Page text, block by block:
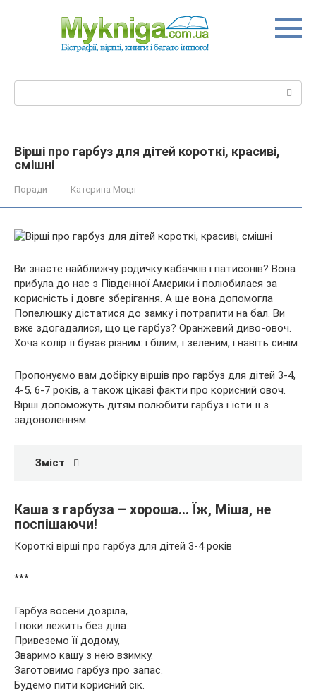
Вірші про гарбуз для дітей короткі, красиві,
смішні
Поради Катерина Моця
Ви знаєте найближчу родичку кабачків і патисонів? Вона
прибула до нас з Південної Америки і полюбилася за
корисність і довге зберігання. А ще вона допомогла
Попелюшку дістатися до замку і потрапити на бал. Ви
вже здогадалися, що це гарбуз? Оранжевий диво-овоч.
Хоча колір її буває різним: і білим, і зеленим, і навіть синім.
Пропонуємо вам добірку віршів про гарбуз для дітей 3-4,
4-5, 6-7 років, а також цікаві факти про корисний овоч.
Вірші допоможуть дітям полюбити гарбуз і їсти її з
задоволенням.
Зміст
Каша з гарбуза – хороша… Їж, Міша, не
поспішаючи!
Короткі вірші про гарбуз для дітей 3-4 років
***
Гарбуз восени дозріла,
І поки лежить без діла.
Привеземо її додому,
Зваримо кашу з нею взимку.
Заготовимо гарбуз про запас.
Будемо пити корисний сік.